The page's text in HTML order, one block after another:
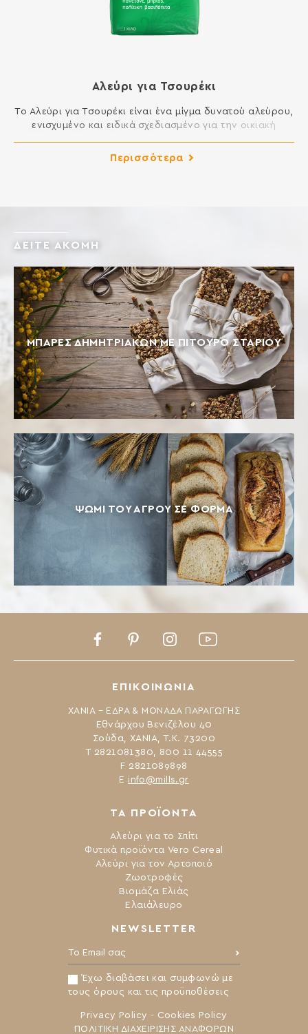
Αλεύρι για Τσουρέκι
Το Αλεύρι για Τσουρέκι είναι ένα μίγμα δυνατού αλεύρου,
ενισχυμένο και ειδικά σχεδιασμένο για την οικιακή
αφράτη ζύμη, εύκολη στο πλάσιμο και τελικά προϊόντα με
Περισσότερα
ΔΕΙΤΕ ΑΚΟΜΗ
ΜΠΆΡΕΣ ΔΗΜΗΤΡΙΑΚΏΝ ΜΕ ΠΊΤΟΥΡΟ ΣΤΑΡΙΟΎ
ΨΩΜΙ ΤΟΥ ΑΓΡΟΥ ΣΕ ΦΟΡΜΑ
NEWSLETTER
Το Email σας:
Έχω διαβάσει και συμφωνώ με
τους όρους και τις προϋποθέσεις
Privacy Policy - Cookies Policy
ΠΟΛΙΤΙΚΗ ΔΙΑΧΕΙΡΙΣΗΣ ΑΝΑΦΟΡΩΝ
ΤΑ ΠΡΟΪΟΝΤΑ
Αλεύρι για το Σπίτι
Φυτικά προϊόντα Vero Cereal
Αλεύρι για τον Αρτοποιό
Ζωοτροφές
Βιομάζα Ελιάς
Ελαιάλευρο
ΕΠΙΚΟΙΝΩΝΙΑ
ΧΑΝΙΑ – ΕΔΡΑ & ΜΟΝΑΔΑ ΠΑΡΑΓΩΓΗΣ
Εθνάρχου Βενιζέλου 40
Σούδα, ΧΑΝΙΑ, Τ.Κ. 73200
Τ 2821081380, 800 11 44555
F 2821089898
Ε info@mills.gr
FacebookPinterestInstagramYoutube